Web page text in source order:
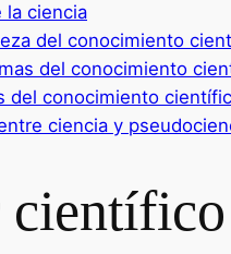
la ciencia
del conocimiento
del conocimiento
del conocimiento
ciencia y
científico